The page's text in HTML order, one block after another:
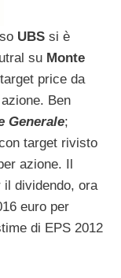
UBS si è
su Monte
price da
Ben
Generale;
target rivisto
azione. Il
dividendo, ora
euro per
di EPS 2012